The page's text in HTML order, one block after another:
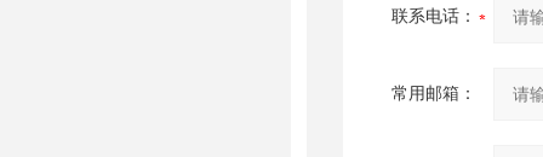
联系电话：
常用邮箱：